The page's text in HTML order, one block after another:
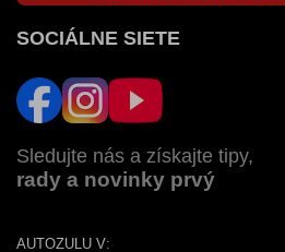
SOCIÁLNE SIETE
Sledujte nás a získajte tipy,
rady a novinky prvý
AUTOZULU V: